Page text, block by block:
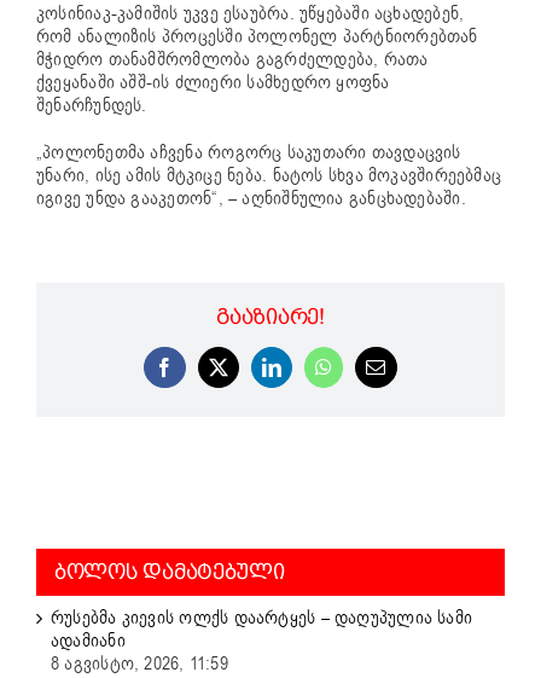
კოსინიაკ-კამიშის უკვე ესაუბრა. უწყებაში აცხადებენ,
რომ ანალიზის პროცესში პოლონელ პარტნიორებთან
მჭიდრო თანამშრომლობა გაგრძელდება, რათა
ქვეყანაში აშშ-ის ძლიერი სამხედრო ყოფნა
შენარჩუნდეს.
„პოლონეთმა აჩვენა როგორც საკუთარი თავდაცვის
უნარი, ისე ამის მტკიცე ნება. ნატოს სხვა მოკავშირეებმაც
იგივე უნდა გააკეთონ“, – აღნიშნულია განცხადებაში.
ᲒᲐᲐᲖᲘᲐᲠᲔ!
Facebook
X LinkedInWhatsApp
Email
ᲑᲝᲚᲝᲡ ᲓᲐᲛᲐᲢᲔᲑᲣᲚᲘ
რუსებმა კიევის ოლქს დაარტყეს – დაღუპულია სამი
ადამიანი
8 აგვისტო, 2026, 11:59